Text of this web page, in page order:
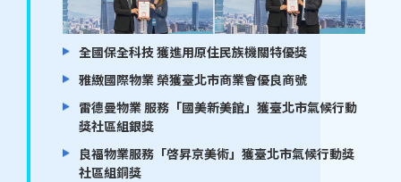
全國保全科技 獲進用原住民族機關特優獎
雅緻國際物業 榮獲臺北市商業會優良商號
雷德曼物業 服務「國美新美館」獲臺北市氣候行動
獎社區組銀獎
良福物業服務「啓昇京美術」獲臺北市氣候行動獎
社區組銅獎